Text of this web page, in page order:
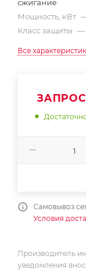
сжигание
Мощность, кВт
Класс защиты —
Все
Самовывоз
Условия
Производитель
уведомления